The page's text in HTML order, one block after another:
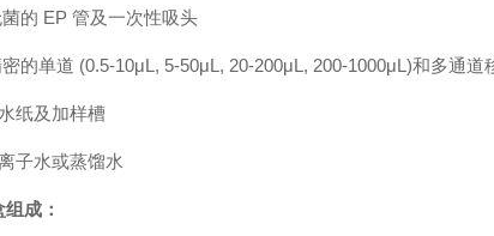
的 EP 管及一次性吸头
的单道 (0.5-10μL, 5-50μL, 20-200μL, 200-1000μL)和多通道
纸及加样槽
子水或蒸馏水
成：